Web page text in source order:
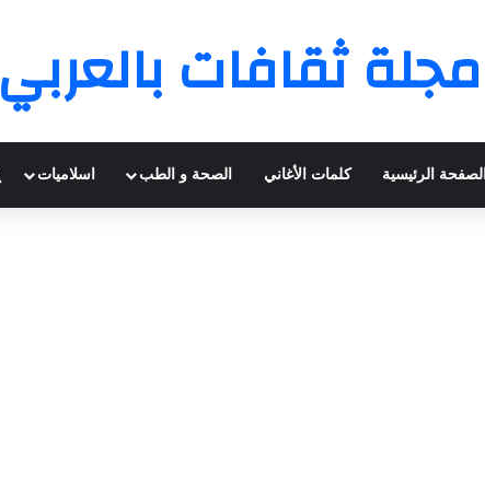
مجلة ثقافات بالعربي
الرئيسية كلمات الأغاني الصحة و الطب اسلاميات